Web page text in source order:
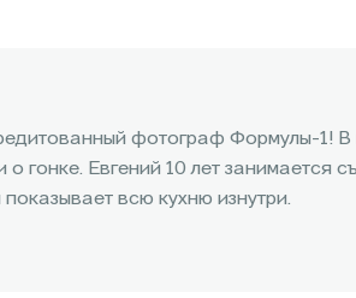
фотограф Формулы-1! В
гонке. Евгений 10 лет занимается
всю кухню изнутри.